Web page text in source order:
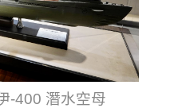
-400 潛水空母